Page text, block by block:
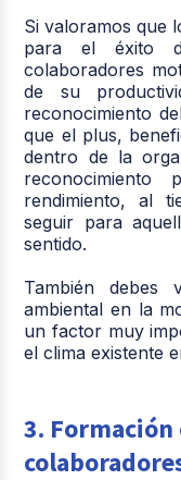
Si valoramos que
para el éxito
colaboradores
de su
reconocimiento
que el plus,
dentro de la
rendimiento, al
seguir para
sentido.
También debes
ambiental en la
un factor muy
el clima existente
3.